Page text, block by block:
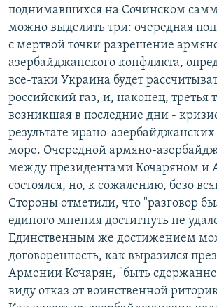
поднимавшихся на Сочинском
можно выделить три: очередная
с мертвой точки разрешение
азербайджанского конфликта,
все-таки Украина будет
российский газ, и, наконец, третья
возникшая в последние дни -
результате ирано-
море. Очередной армяно-
между президентами Кочаряном и
состоялся, но, к сожалению, безо
Стороны отметили, что "разговор
единого мнения достигнуть не
Единственным же достижением
договоренность, как выразился
Армении Кочарян, "быть
виду отказ от воинственной